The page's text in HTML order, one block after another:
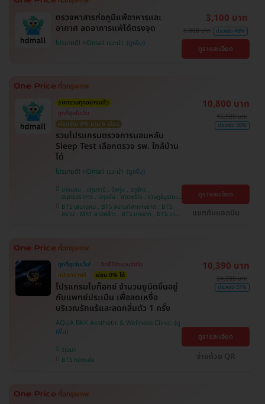
ตรวจหาสารก่อภูมิแพ้อาหารและ
อากาศ ลดอาการแพ้ได้ตรงจุด
โปรขายดี! HDmall แนะนำ
3,100 บาท
6,000 บาท ประหยัด 48%
ดูรายละเอียด
ราคารวมทุกอย่างแล้ว
ถูกที่สุดในเว็บ
ผ่อนจ่าย 0% นาน 6 เดือน
รวมโปรแกรมตรวจการนอนหลับ
Sleep Test เลือกตรวจ รพ. ใกล้บ้าน
ได้
โปรขายดี! HDmall แนะนำ
บางบอน , ปทุมธานี , บึงกุ่ม , จตุจักร ,
สมุทรปราการ , ปทุมวัน , ลาดพร้าว , ราษฎร์บูรณะ ,
คันนายาว , จอมทอง , พระโขนง , ภาษีเจริญ ,
บางรัก , พญาไท , หนองแขม , คลองเตย , บริการ
ถึงบ้าน , บางนา , ราชเทวี , ตลิ่งชัน
BTS เสนานิคม , BTS สนามกีฬาแห่งชาติ , BTS
สยาม , MRT ลาดพร้าว , BTS บางจาก , BTS บาง
10,800 บาท
15,500 บาท
ประหยัด 30%
ดูรายละเอียด
แชทกับแอดมิน
ถูกที่สุดในเว็บ!
สิทธิ์มีจำนวนจำกัด
แปะยาชาฟรี
ผ่อน 0% ได้
​โปรแกรมโบท็อกซ์ จำนวนยูนิตขึ้นอยู่
กับแพทย์ประเมิน เพื่อลดเหงื่อ
บริเวณรักแร้และลดกลิ่นตัว 1 ครั้ง
AQUA BKK Aesthetic & Wellness Clinic
วัฒนา
BTS ทองหล่อ
10,390 บาท
24,000 บาท
ประหยัด 57%
ดูรายละเอียด
จ่ายด้วย QR